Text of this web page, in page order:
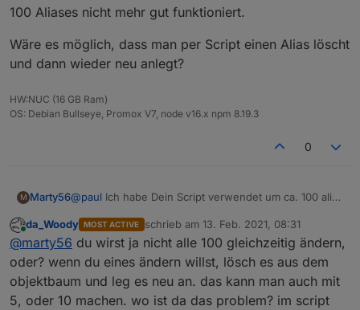
100 Aliases nicht mehr gut funktioniert.
Wäre es möglich, dass man per Script einen Alias löscht
und dann wieder neu anlegt?
HW:NUC (16 GB Ram)
OS: Debian Bullseye, Promox V7, node v16.x npm 8.19.3
0
M Marty56@paul Ich habe Dein Script verwendet um ca. 100 alias
Es kommt vor, dass ich diese Aliases updaten möchte,
weil sich irgendetwas geändert hat.
Leider kann ich bestehende Aliases nicht
überschreiben, so dass ich sie immer manuell löschen
muss, was bei 100 Aliases nicht mehr gut funktioniert.
Wäre es möglich, dass man per Script einen Alias
löscht und dann wieder neu anlegt?
Online
da_Woody MOST ACTIVE schrieb am 13. Feb. 2021, 08:31
zuletzt editiert von
@marty56 du wirst ja nicht alle 100 gleichzeitig ändern,
oder? wenn du eines ändern willst, lösch es aus dem
objektbaum und leg es neu an. das kann man auch mit
5, oder 10 machen. wo ist da das problem? im script